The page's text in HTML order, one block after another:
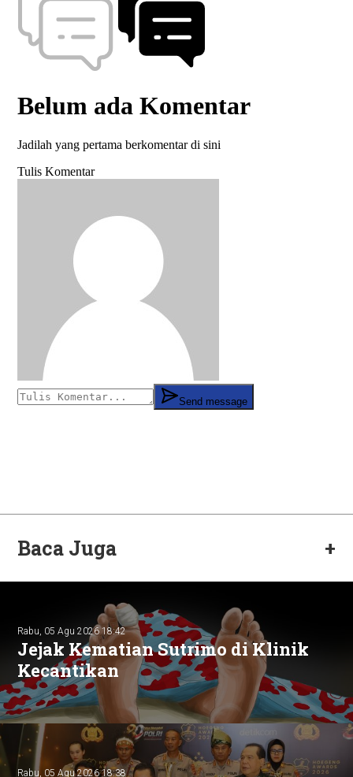
Baca Juga +
Rabu, 05 Agu 2026 18:42
Jejak Kematian Sutrimo di Klinik
Kecantikan
Rabu, 05 Agu 2026 18:38